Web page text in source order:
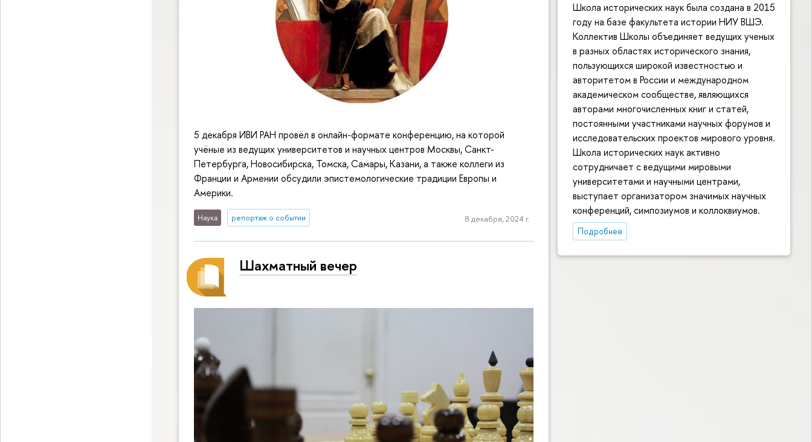
Школа исторических наук была создана в 2015
году на базе факультета истории НИУ ВШЭ.
Коллектив Школы объединяет ведущих ученых
в разных областях исторического знания,
пользующихся широкой известностью и
авторитетом в России и международном
академическом сообществе, являющихся
авторами многочисленных книг и статей,
постоянными участниками научных форумов и
исследовательских проектов мирового уровня.
Школа исторических наук активно
сотрудничает с ведущими мировыми
университетами и научными центрами,
выступает организатором значимых научных
конференций, симпозиумов и коллоквиумов.
Подробнее
5 декабря ИВИ РАН провёл в онлайн-формате конференцию, на которой
учёные из ведущих университетов и научных центров Москвы, Санкт-
Петербурга, Новосибирска, Томска, Самары, Казани, а также коллеги из
Франции и Армении обсудили эпистемологические традиции Европы и
Америки.
Наука репортаж о событии 8 декабря, 2024 г.
Шахматный вечер